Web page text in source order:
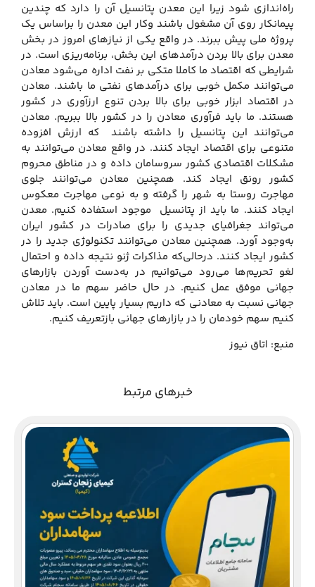
راه‌اندازی شود زیرا این معدن پتانسیل آن را دارد که چندین
پیمانکار روی آن مشغول باشند وکار این معدن را براساس یک
پروژه ملی پیش ببرند. در واقع یکی از نیازهای امروز در بخش
معدن برای بالا بردن درآمدهای این بخش، برنامه‌ریزی است. در
شرایطی که اقتصاد ما کاملا متکی بر نفت اداره می‌شود معادن
می‌توانند مکمل خوبی برای درآمدهای نفتی ما باشند. معادن
در اقتصاد ابزار خوبی برای بالا بردن تنوع ارزآوری در کشور
هستند. ما باید فرآوری معادن را در کشور بالا ببریم. معادن
می‌توانند این پتانسیل را داشته باشند که ارزش افزوده
متنوعی برای اقتصاد ایجاد کنند. در واقع معادن می‌توانند به
مشکلات اقتصادی کشور سروسامان داده و در مناطق محروم
کشور رونق ایجاد کند. همچنین معادن می‌توانند جلوی
مهاجرت روستا به شهر را گرفته و به نوعی مهاجرت معکوس
ایجاد کنند. ما باید از پتانسیل موجود استفاده کنیم. معدن
می‌تواند جغرافیای جدیدی را برای صادرات در کشور ایران
به‌وجود آورد. همچنین معادن می‌توانند تکنولوژی جدید را در
کشور ایجاد کنند. درحالی‌که مذاکرات ژنو نتیجه داده و احتمال
لغو تحریم‌ها می‌رود می‌توانیم در به‌دست آوردن بازارهای
جهانی موفق عمل کنیم. در حال حاضر سهم ما در معادن
جهانی نسبت به معادنی که داریم بسیار پایین است. باید تلاش
کنیم سهم خودمان را در بازارهای جهانی بازتعریف کنیم.
منبع: اتاق نیوز
خبرهای مرتبط